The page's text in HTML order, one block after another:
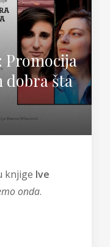
Promocija
dobra šta
knjige Ive
onda.